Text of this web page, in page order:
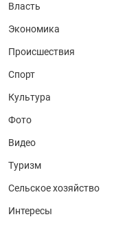
Власть
Экономика
Происшествия
Спорт
Культура
Фото
Видео
Туризм
Сельское хозяйство
Интересы